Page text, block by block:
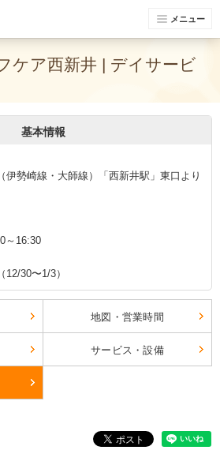
メニュー
ケア西新井 | デイサービ
基本情報
伊勢崎線・大師線）「西新井駅」東口より
～16:30
12/30〜1/3）
地図・営業時間
サービス・設備